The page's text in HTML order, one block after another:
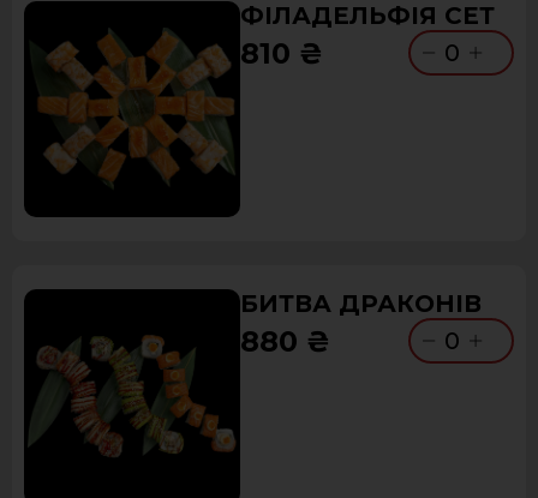
ФІЛАДЕЛЬФІЯ СЕТ
810 ₴ 0
БИТВА ДРАКОНІВ
880 ₴ 0